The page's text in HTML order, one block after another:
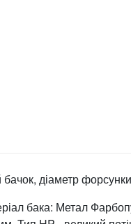
діаметр
бака: Метал